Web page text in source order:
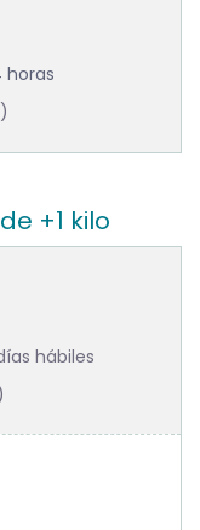
horas
+1 kilo
hábiles